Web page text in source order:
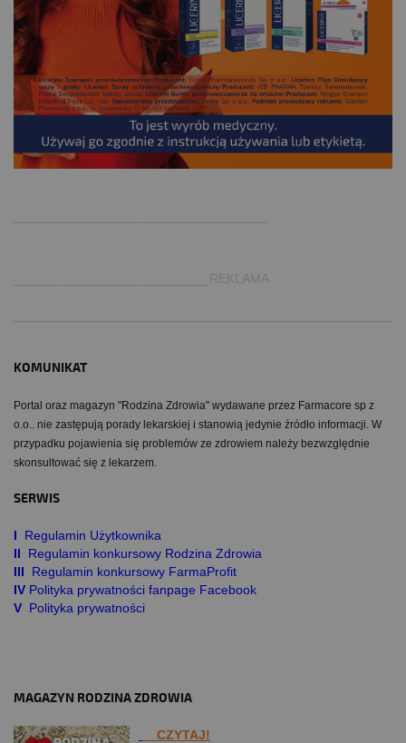
___________________________REKLAMA
KOMUNIKAT
Portal oraz magazyn "Rodzina Zdrowia" wydawane przez Farmacore sp z
o.o.. nie zastępują porady lekarskiej i stanowią jedynie źródło informacji. W
przypadku pojawienia się problemów ze zdrowiem należy bezwzględnie
skonsultować się z lekarzem.
SERWIS
I Regulamin Użytkownika
II
Regulamin konkursowy Rodzina Zdrowia
III
Regulamin konkursowy FarmaProfit
IV Polityka prywatności fanpage Facebook
V Polityka prywatności
MAGAZYN RODZINA ZDROWIA
CZYTAJ!